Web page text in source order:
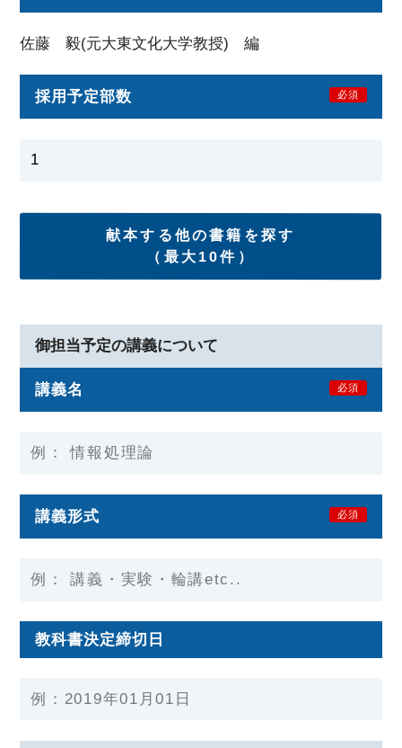
佐藤 毅(元大東文化大学教授) 編
採用予定部数 必須
献本する他の書籍を探す
（最大10件）
御担当予定の講義について
講義名 必須
講義形式 必須
教科書決定締切日